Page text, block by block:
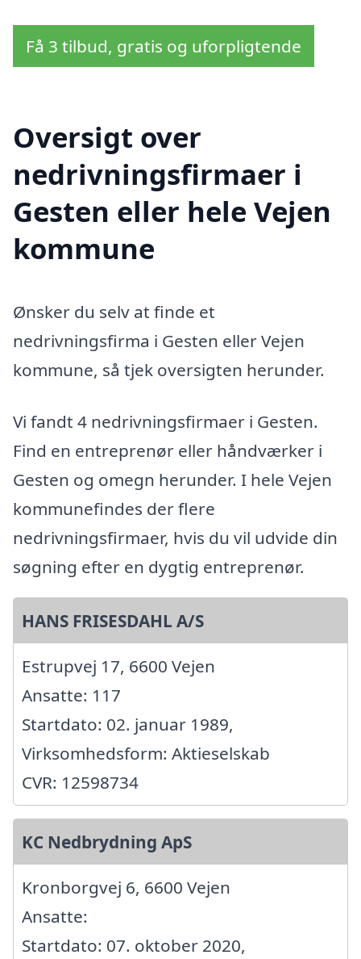
Få 3 tilbud, gratis og uforpligtende
Oversigt over
nedrivningsfirmaer i
Gesten eller hele Vejen
kommune
Ønsker du selv at finde et
nedrivningsfirma i Gesten eller Vejen
kommune, så tjek oversigten herunder.
Vi fandt 4 nedrivningsfirmaer i Gesten.
Find en entreprenør eller håndværker i
Gesten og omegn herunder. I hele Vejen
kommunefindes der flere
nedrivningsfirmaer, hvis du vil udvide din
søgning efter en dygtig entreprenør.
HANS FRISESDAHL A/S
Estrupvej 17, 6600 Vejen
Ansatte: 117
Startdato: 02. januar 1989,
Virksomhedsform: Aktieselskab
CVR: 12598734
KC Nedbrydning ApS
Kronborgvej 6, 6600 Vejen
Ansatte:
Startdato: 07. oktober 2020,